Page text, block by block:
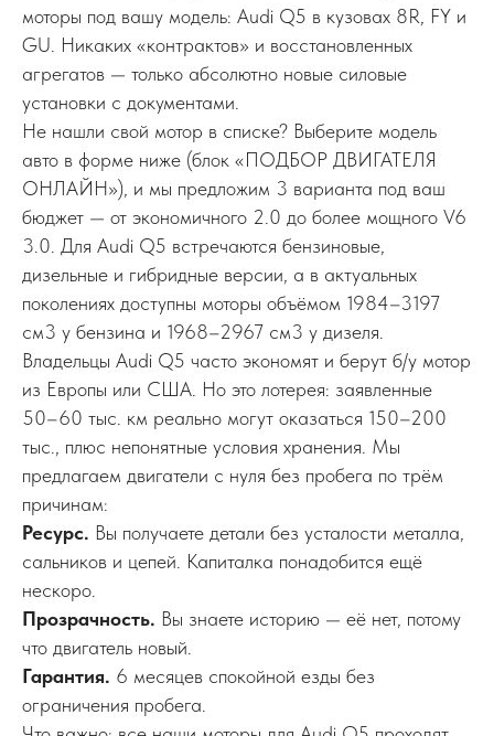
моторы под вашу модель: Audi Q5 в кузовах 8R, FY и
GU. Никаких «контрактов» и восстановленных
агрегатов — только абсолютно новые силовые
установки с документами.
Не нашли свой мотор в списке? Выберите модель
авто в форме ниже (блок «ПОДБОР ДВИГАТЕЛЯ
ОНЛАЙН»), и мы предложим 3 варианта под ваш
бюджет — от экономичного 2.0 до более мощного V6
3.0. Для Audi Q5 встречаются бензиновые,
дизельные и гибридные версии, а в актуальных
поколениях доступны моторы объёмом 1984–3197
см3 у бензина и 1968–2967 см3 у дизеля.
Владельцы Audi Q5 часто экономят и берут б/у мотор
из Европы или США. Но это лотерея: заявленные
50–60 тыс. км реально могут оказаться 150–200
тыс., плюс непонятные условия хранения. Мы
предлагаем двигатели с нуля без пробега по трём
причинам:
Ресурс. Вы получаете детали без усталости металла,
сальников и цепей. Капиталка понадобится ещё
нескоро.
Прозрачность. Вы знаете историю — её нет, потому
что двигатель новый.
Гарантия. 6 месяцев спокойной езды без
ограничения пробега.